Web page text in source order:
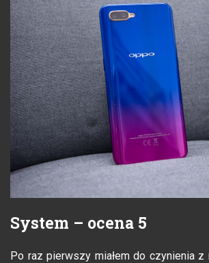
System – ocena 5
Po raz pierwszy miałem do czynienia z